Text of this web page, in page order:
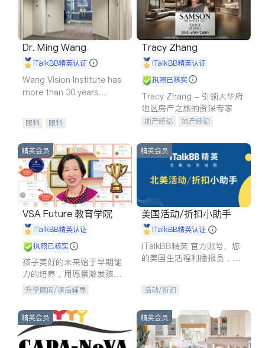
Dr. Ming Wang
iTalkBB精英认证
Wang Vision Institute has
more than 30 years
眼科 眼科
Tracy Zhang
iTalkBB精英认证
执照已核实
Tracy Zhang - 引领大华府
地区房产之旅的资深专家
地产经纪
地产经纪
商铺租售
精英会员
VSA Future 教育学院
iTalkBB精英认证
执照已核实
孩子美好的未来始于早期能
力的培养，用愿景激发孩子
的学习潜力和动力。理念：
石。
升学顾问/课后辅导
精英会员
美国活动/折扣小助手
iTalkBB精英认证
iTalkBB精英 官方账号。您
的美国生活福利播报员，精
专属福利。
活动/折扣
精英会员 精英会员